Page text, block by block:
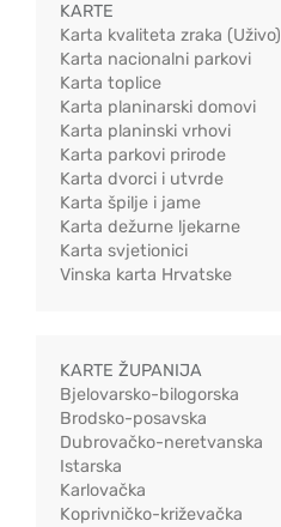
KARTE
Karta kvaliteta zraka (Uživo)
Karta nacionalni parkovi
Karta toplice
Karta planinarski domovi
Karta planinski vrhovi
Karta parkovi prirode
Karta dvorci i utvrde
Karta špilje i jame
Karta dežurne ljekarne
Karta svjetionici
Vinska karta Hrvatske
KARTE ŽUPANIJA
Bjelovarsko-bilogorska
Brodsko-posavska
Dubrovačko-neretvanska
Istarska
Karlovačka
Koprivničko-križevačka